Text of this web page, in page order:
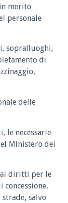
merito
personale
sopralluoghi,
di
delle
le necessarie
Ministero dei
ai diritti per le
salvo